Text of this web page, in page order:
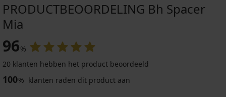
Sale -30%
PRODUCTBEOORDELING Bh Spacer
Mia
96%
20 klanten hebben het product beoordeeld
100% klanten raden dit product aan